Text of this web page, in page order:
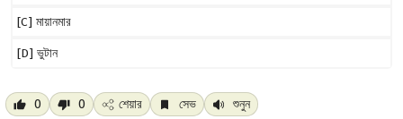
[C] মায়ানমার
[D] ভুটান
0 0 শেয়ার সেভ শুনুন